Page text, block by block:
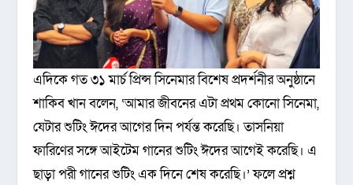
এদিকে গত ৩১ মার্চ প্রিন্স সিনেমার বিশেষ প্রদর্শনীর অনুষ্ঠানে
শাকিব খান বলেন, ‘আমার জীবনের এটা প্রথম কোনো সিনেমা,
যেটার শুটিং ঈদের আগের দিন পর্যন্ত করেছি। তাসনিয়া
ফারিণের সঙ্গে আইটেম গানের শুটিং ঈদের আগেই করেছি। এ
ছাড়া পরী গানের শুটিং এক দিনে শেষ করেছি।’ ফলে প্রশ্ন